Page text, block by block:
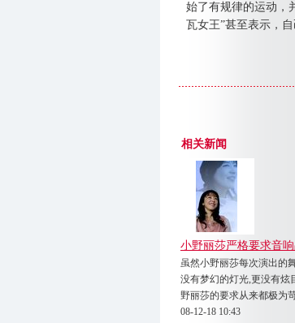
始了有规律的运动，
瓦女王”甚至表示，
相关新闻
小野丽莎严格要求音
虽然小野丽莎每次演出的
没有梦幻的灯光,更没有炫
野丽莎的要求从来都极为
08-12-18 10:43